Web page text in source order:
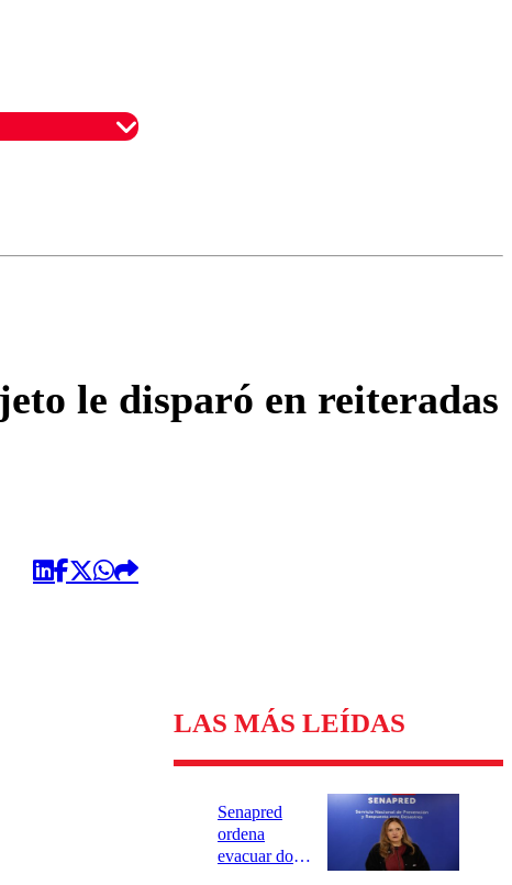
le disparó en reiteradas
LAS MÁS LEÍDAS
Senapred
ordena
evacuar dos